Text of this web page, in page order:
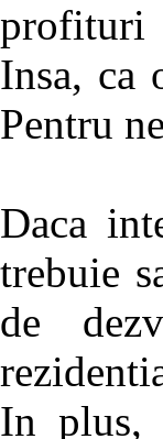
profituri
Insa, ca
Pentru
Daca
trebuie
de
In plus,